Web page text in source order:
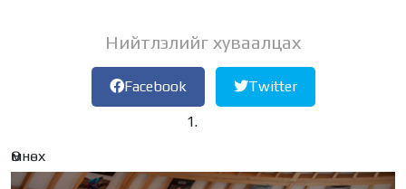
Нийтлэлийг хуваалцах
Facebook Twitter
Өмнөх